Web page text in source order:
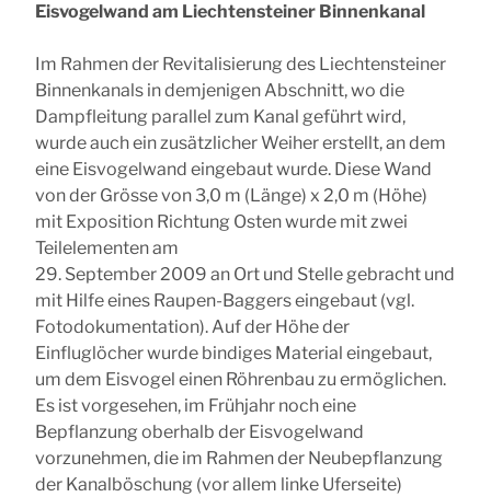
Eisvogelwand am Liechtensteiner Binnenkanal
Im Rahmen der Revitalisierung des Liechtensteiner
Binnenkanals in demjenigen Abschnitt, wo die
Dampfleitung parallel zum Kanal geführt wird,
wurde auch ein zusätzlicher Weiher erstellt, an dem
eine Eisvogelwand eingebaut wurde. Diese Wand
von der Grösse von 3,0 m (Länge) x 2,0 m (Höhe)
mit Exposition Richtung Osten wurde mit zwei
Teilelementen am
29. September 2009 an Ort und Stelle gebracht und
mit Hilfe eines Raupen-Baggers eingebaut (vgl.
Fotodokumentation). Auf der Höhe der
Einfluglöcher wurde bindiges Material eingebaut,
um dem Eisvogel einen Röhrenbau zu ermöglichen.
Es ist vorgesehen, im Frühjahr noch eine
Bepflanzung oberhalb der Eisvogelwand
vorzunehmen, die im Rahmen der Neubepflanzung
der Kanalböschung (vor allem linke Uferseite)